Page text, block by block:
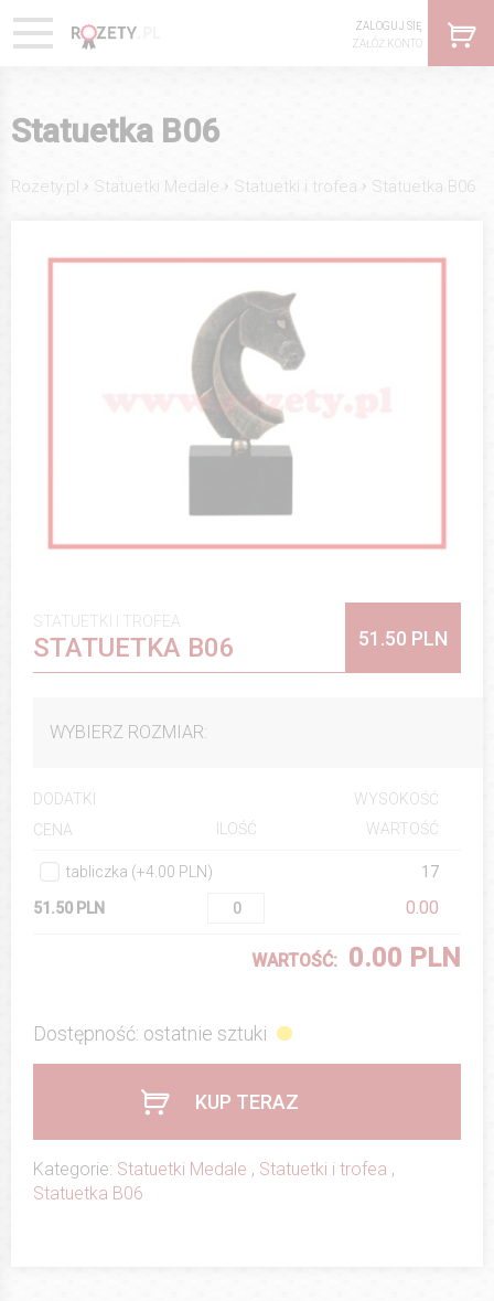
ZALOGUJ SIĘ
ZAŁÓŻ KONTO
Statuetka B06
Rozety.pl › Statuetki Medale › Statuetki i trofea › Statuetka B06
STATUETKI I TROFEA
STATUETKA B06 51.50 PLN
WYBIERZ ROZMIAR:
DODATKI
WYSOKOŚĆ
CENA
ILOŚĆ WARTOŚĆ
tabliczka (+4.00 PLN) 17
51.50 PLN 0.00
WARTOŚĆ: 0.00 PLN
Dostępność: ostatnie sztuki
KUP TERAZ
Kategorie: Statuetki Medale , Statuetki i trofea ,
Statuetka B06